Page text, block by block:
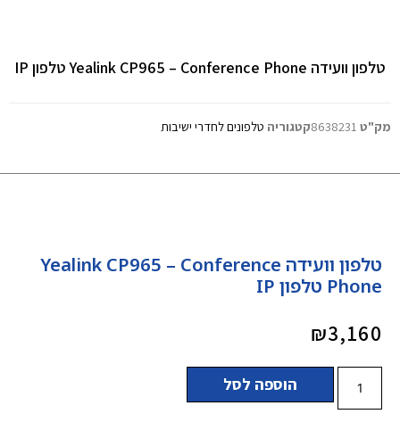
טלפון וועידה Yealink CP965 – Conference
Phone טלפון IP
₪3,160
הוספה לסל
טלפון וועידה Yealink CP965 – Conference Phone טלפון IP
מק"ט 8638231קטגוריה טלפונים לחדרי ישיבות